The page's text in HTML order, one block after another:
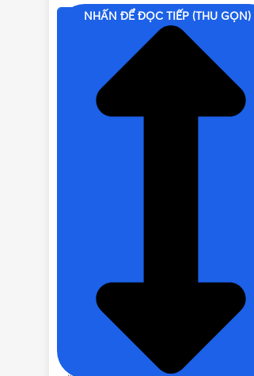
TIÊU CHUẨN
BẢO HÀNH
THƯƠNG HIỆU MÁY NĂNG
Nội dung chính
Thông số và kích thước
Ưu điểm nổi bật của Máy
Bộ phụ kiện PPR tặng kèm
So sánh máy năng lượng
Cách hoạt động của Bình
Chi tiết các lớp của ống
Lợi ích của bình nước nóng
Lưu ý lắp đặt và sử dụng
Nơi bán bình năng lượng
Liên hệ mua Máy nước
Trong bài viết này, chúng ta sẽ tìm
NHẤN ĐỂ ĐỌC TIẾP (THU GỌN)